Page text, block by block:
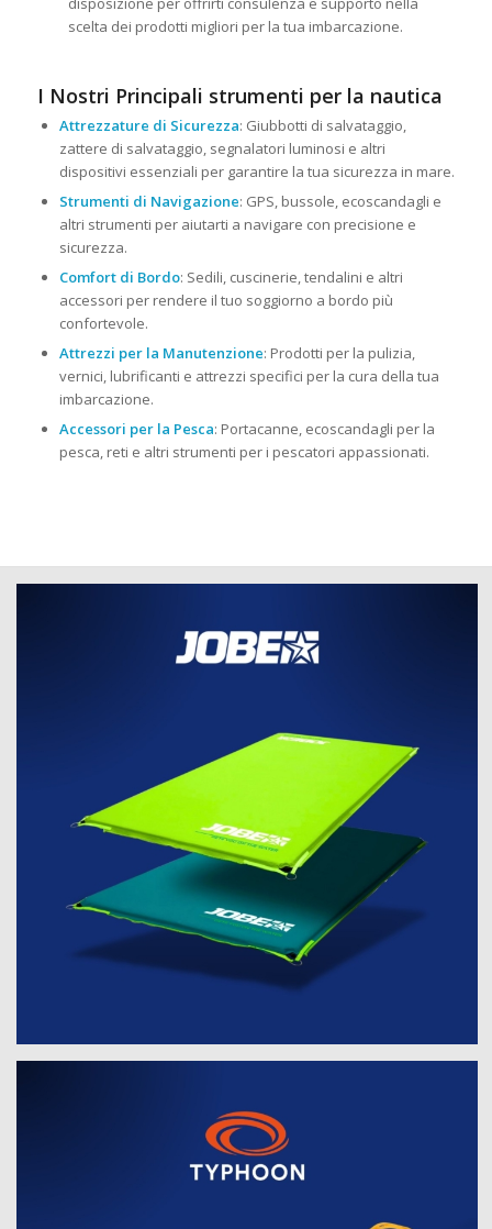
scelta dei prodotti migliori per la tua imbarcazione.
I Nostri Principali strumenti per la nautica
Attrezzature di Sicurezza: Giubbotti di salvataggio,
zattere di salvataggio, segnalatori luminosi e altri
dispositivi essenziali per garantire la tua sicurezza in mare.
Strumenti di Navigazione: GPS, bussole, ecoscandagli e
altri strumenti per aiutarti a navigare con precisione e
sicurezza.
Comfort di Bordo: Sedili, cuscinerie, tendalini e altri
accessori per rendere il tuo soggiorno a bordo più
confortevole.
Attrezzi per la Manutenzione: Prodotti per la pulizia,
vernici, lubrificanti e attrezzi specifici per la cura della tua
imbarcazione.
Accessori per la Pesca: Portacanne, ecoscandagli per la
pesca, reti e altri strumenti per i pescatori appassionati.